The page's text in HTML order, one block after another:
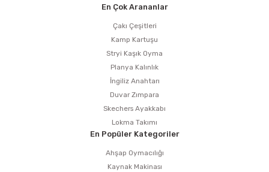
En Çok Arananlar
Çakı Çeşitleri
Kamp Kartuşu
Stryi Kaşık Oyma
Planya Kalınlık
İngiliz Anahtarı
Duvar Zımpara
Skechers Ayakkabı
Lokma Takımı
En Popüler Kategoriler
Ahşap Oymacılığı
Kaynak Makinası